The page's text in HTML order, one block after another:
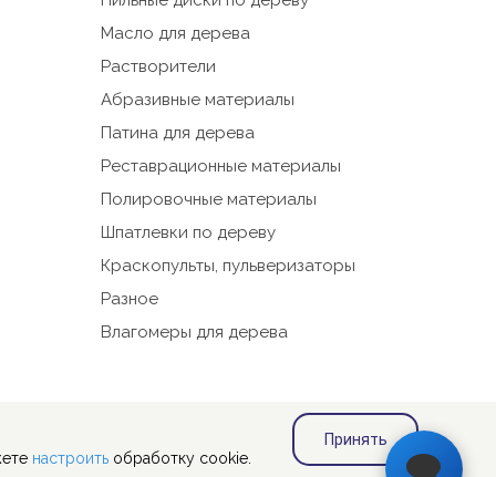
Масло для дерева
Растворители
Абразивные материалы
Патина для дерева
Реставрационные материалы
Полировочные материалы
Шпатлевки по дереву
Краскопульты, пульверизаторы
Разное
Влагомеры для дерева
настроить обработку cookie.
Принять
при